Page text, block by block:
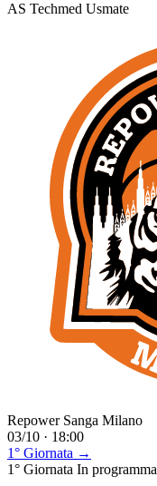
AS Techmed Usmate
Repower Sanga Milano
03/10 · 18:00
1° Giornata →
1° Giornata In programma